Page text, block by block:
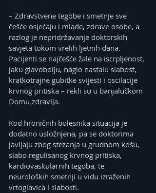
– Zdravstvene tegobe i smetnje sve
češće osjećaju i mlade, zdrave osobe, a
razlog je nepridržavanje doktorskih
savjeta tokom vrelih ljetnih dana.
Pacijenti se najčešće žale na iscrpljenost,
jaku glavobolju, naglo nastalu slabost,
kratkotrajne gubitke svijesti i oscilacije
krvnog pritiska – rekli su u banjalučkom
Domu zdravlja.
Kod hroničnih bolesnika situacija je
dodatno usložnjena, pa se doktorima
javljaju zbog stezanja u grudnom košu,
slabo regulisanog krvnog pritiska,
kardiovaskularnih tegoba, te
neuroloških smetnji u vidu izraženih
vrtoglavica i slabosti.